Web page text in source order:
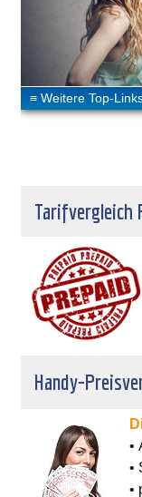
Tarifvergleich
Handy-
•
•
•